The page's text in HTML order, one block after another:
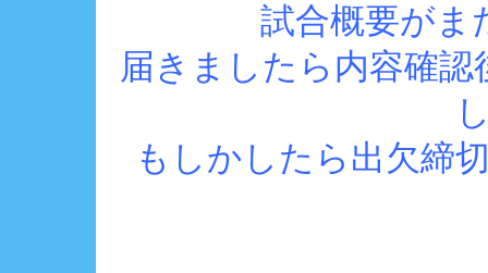
試合概要がま
届きましたら内容確
もしかしたら出欠締